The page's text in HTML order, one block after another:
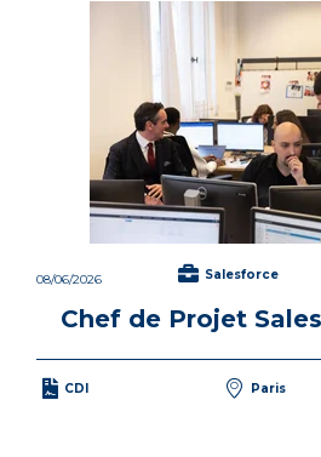
08/06/2026 Salesforce
Chef de Projet
CDI Paris